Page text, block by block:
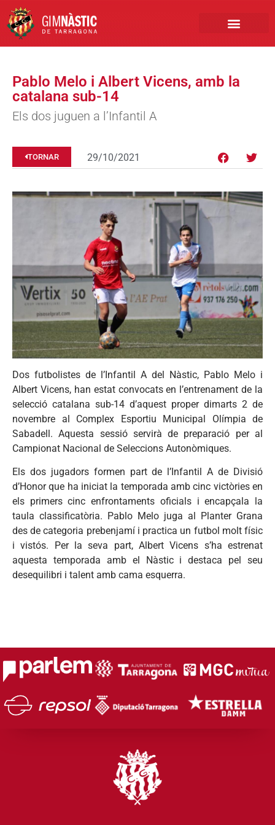
Pablo Melo i Albert Vicens, amb la
catalana sub-14
Els dos juguen a l’Infantil A
TORNAR 29/10/2021
Dos futbolistes de l’Infantil A del Nàstic, Pablo Melo i
Albert Vicens, han estat convocats en l’entrenament de la
selecció catalana sub-14 d’aquest proper dimarts 2 de
novembre al Complex Esportiu Municipal Olímpia de
Sabadell. Aquesta sessió servirà de preparació per al
Campionat Nacional de Seleccions Autonòmiques.
Els dos jugadors formen part de l’Infantil A de Divisió
d’Honor que ha iniciat la temporada amb cinc victòries en
els primers cinc enfrontaments oficials i encapçala la
taula classificatòria. Pablo Melo juga al Planter Grana
des de categoria prebenjamí i practica un futbol molt físic
i vistós. Per la seva part, Albert Vicens s’ha estrenat
aquesta temporada amb el Nàstic i destaca pel seu
desequilibri i talent amb cama esquerra.